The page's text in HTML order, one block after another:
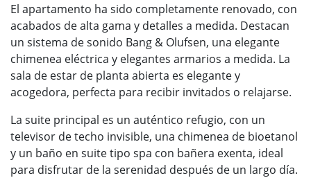
El apartamento ha sido completamente renovado, con
acabados de alta gama y detalles a medida. Destacan
un sistema de sonido Bang & Olufsen, una elegante
chimenea eléctrica y elegantes armarios a medida. La
sala de estar de planta abierta es elegante y
acogedora, perfecta para recibir invitados o relajarse.
La suite principal es un auténtico refugio, con un
televisor de techo invisible, una chimenea de bioetanol
y un baño en suite tipo spa con bañera exenta, ideal
para disfrutar de la serenidad después de un largo día.